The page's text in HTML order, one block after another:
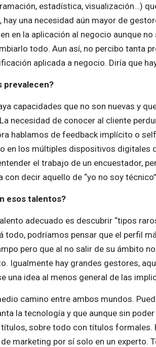
estadística, visualización…)
una necesidad aún mayor de
en la aplicación al negocio aunque
todo. Aun así, no percibo tanta
aplicada a negocio. Diría que
prevalecen?
capacidades que no son nuevas y
necesidad de conocer al cliente
hablamos de feedback implícito o
en los múltiples dispositivos digitales
el trabajo de un encuestador,
decir aquello de “yo no soy
esos talentos?
adecuado es descubrir “tipos
podríamos pensar que el perfil
pero que al no salir de su ámbito
Igualmente hay grandes gestores,
una idea al menos general de las
camino entre ambos mundos.
la tecnología y que aunque sin
sobre todo con títulos
marketing por sí solo en un experto.